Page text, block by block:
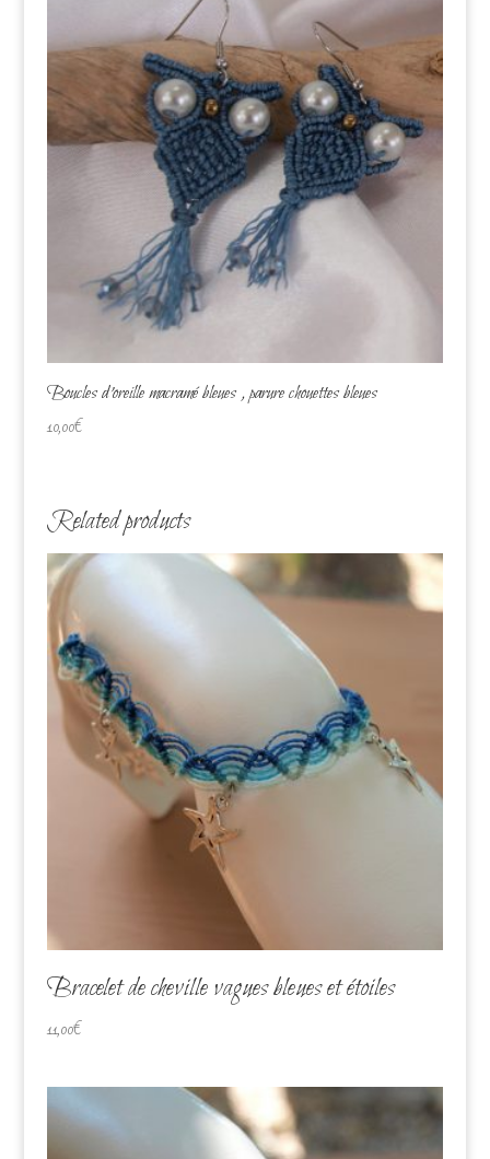
Boucles d’oreille macramé bleues , parure chouettes bleues
10,00€
Related products
Bracelet de cheville vagues bleues et étoiles
11,00€